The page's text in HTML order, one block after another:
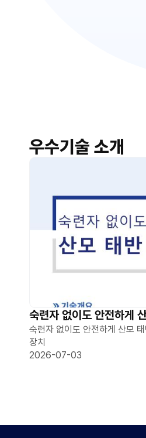
우수기술 소개
숙련자 없이도 안전하게 산모
장치
2026-07-03